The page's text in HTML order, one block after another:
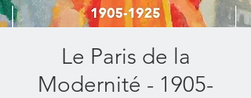
Le Paris de la
Modernité - 1905-